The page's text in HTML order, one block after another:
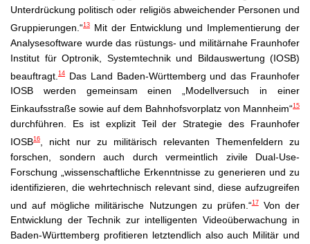
Unterdrückung politisch oder religiös abweichender Personen und
Gruppierungen.“13
Mit der Entwicklung und Implementierung der
Analysesoftware wurde das rüstungs- und militärnahe Fraunhofer
Institut für Optronik, Systemtechnik und Bildauswertung (IOSB)
beauftragt. 14
Das Land Baden-Württemberg und das Fraunhofer
IOSB werden gemeinsam einen „Modellversuch in einer
Einkaufsstraße sowie auf dem Bahnhofsvorplatz von Mannheim“15
durchführen. Es ist explizit Teil der Strategie des Fraunhofer
IOSB16
, nicht nur zu militärisch relevanten Themenfeldern zu
forschen, sondern auch durch vermeintlich zivile Dual-Use-
Forschung „wissenschaftliche Erkenntnisse zu generieren und zu
identifizieren, die wehrtechnisch relevant sind, diese aufzugreifen
und auf mögliche militärische Nutzungen zu prüfen.“17Von der
Entwicklung der Technik zur intelligenten Videoüberwachung in
Baden-Württemberg profitieren letztendlich also auch Militär und